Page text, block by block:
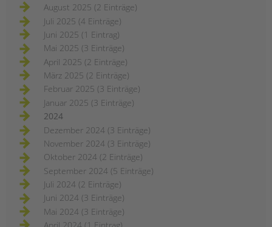
August 2025 (2 Einträge)
Juli 2025 (4 Einträge)
Juni 2025 (1 Eintrag)
Mai 2025 (3 Einträge)
April 2025 (2 Einträge)
März 2025 (2 Einträge)
Februar 2025 (3 Einträge)
Januar 2025 (3 Einträge)
2024
Dezember 2024 (3 Einträge)
November 2024 (3 Einträge)
Oktober 2024 (2 Einträge)
September 2024 (5 Einträge)
Juli 2024 (2 Einträge)
Juni 2024 (3 Einträge)
Mai 2024 (3 Einträge)